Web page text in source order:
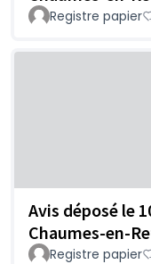
Registre papier
Avis déposé le
Chaumes-en-
Registre papier